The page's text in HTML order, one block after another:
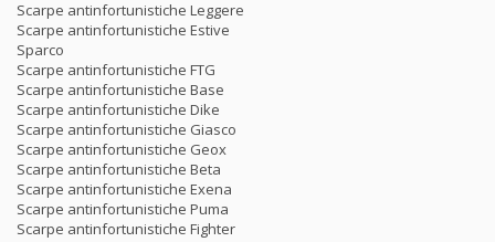
Scarpe antinfortunistiche Leggere
Scarpe antinfortunistiche Estive
Sparco
Scarpe antinfortunistiche FTG
Scarpe antinfortunistiche Base
Scarpe antinfortunistiche Dike
Scarpe antinfortunistiche Giasco
Scarpe antinfortunistiche Geox
Scarpe antinfortunistiche Beta
Scarpe antinfortunistiche Exena
Scarpe antinfortunistiche Puma
Scarpe antinfortunistiche Fighter